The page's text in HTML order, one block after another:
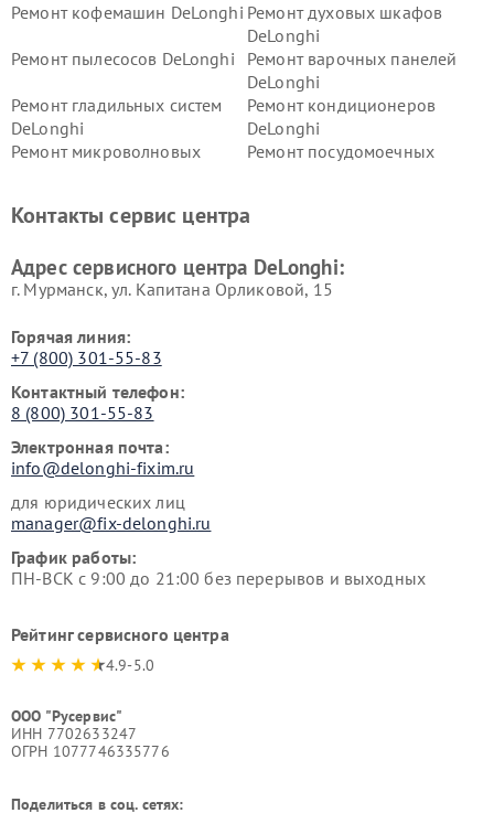
Ремонт кофемашин DeLonghi Ремонт духовых шкафов
DeLonghi
Ремонт пылесосов DeLonghi
Ремонт варочных панелей
DeLonghi
Ремонт гладильных систем
DeLonghi
Ремонт кондиционеров
DeLonghi
Ремонт микроволновых
Ремонт посудомоечных
DeLonghi
DeLonghi
Контакты сервис центра
Адрес сервисного центра DeLonghi:
г. Мурманск, ул. Капитана Орликовой, 15
Горячая линия:
+7 (800) 301-55-83
Контактный телефон:
8 (800) 301-55-83
Электронная почта:
info@delonghi-fixim.ru
для юридических лиц
manager@fix-delonghi.ru
График работы:
ПН-ВСК с 9:00 до 21:00 без перерывов и выходных
Рейтинг сервисного центра
4.9-5.0
ООО "Русервис"
ИНН 7702633247
ОГРН 1077746335776
Поделиться в соц. сетях: